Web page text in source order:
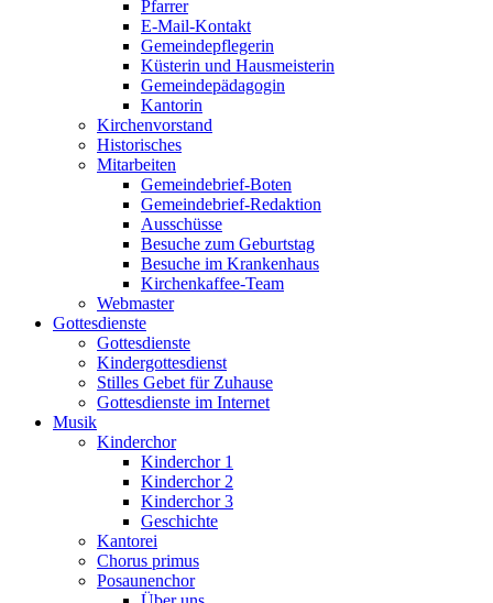
Pfarrer
E-Mail-Kontakt
Gemeindepflegerin
Küsterin und Hausmeisterin
Gemeindepädagogin
Kantorin
Kirchenvorstand
Historisches
Mitarbeiten
Gemeindebrief-Boten
Gemeindebrief-Redaktion
Ausschüsse
Besuche zum Geburtstag
Besuche im Krankenhaus
Kirchenkaffee-Team
Webmaster
Gottesdienste
Gottesdienste
Kindergottesdienst
Stilles Gebet für Zuhause
Gottesdienste im Internet
Musik
Kinderchor
Kinderchor 1
Kinderchor 2
Kinderchor 3
Geschichte
Kantorei
Chorus primus
Posaunenchor